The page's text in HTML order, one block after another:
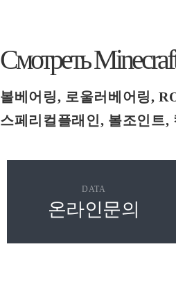
Смотреть
볼베어링, 로울러베어링,
스페리컬플래인, 볼조인트
DATA
온라인문의